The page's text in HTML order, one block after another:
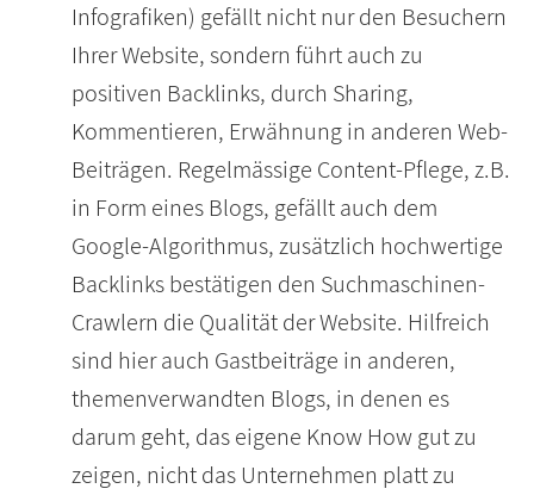
Infografiken) gefällt nicht nur den Besuchern
Ihrer Website, sondern führt auch zu
positiven Backlinks, durch Sharing,
Kommentieren, Erwähnung in anderen Web-
Beiträgen. Regelmässige Content-Pflege, z.B.
in Form eines Blogs, gefällt auch dem
Google-Algorithmus, zusätzlich hochwertige
Backlinks bestätigen den Suchmaschinen-
Crawlern die Qualität der Website. Hilfreich
sind hier auch Gastbeiträge in anderen,
themenverwandten Blogs, in denen es
darum geht, das eigene Know How gut zu
zeigen, nicht das Unternehmen platt zu